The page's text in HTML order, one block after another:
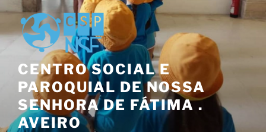
Saltar
o
conteúdo
CENTRO SOCIAL E
PAROQUIAL DE NOSSA
SENHORA DE FÁTIMA .
AVEIRO